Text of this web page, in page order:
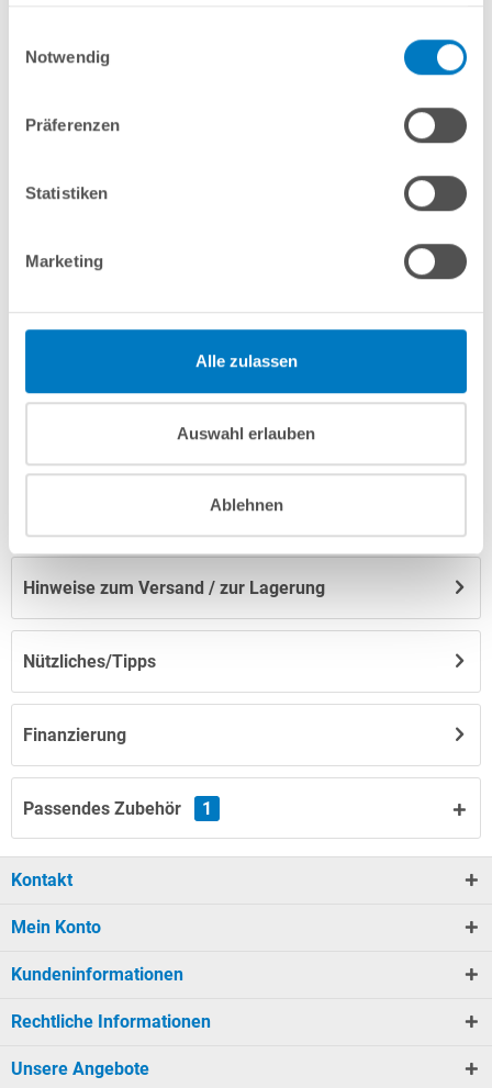
Notwendig
Präferenzen
Statistiken
Marketing
Alle zulassen
Auswahl erlauben
Ablehnen
info(at)poolsana.de Anfrageformular
Finanzierung
Anleitungen/Datenblätter
Hinweise zum Versand / zur Lagerung
Nützliches/Tipps
Passendes Zubehör 1
Kontakt
Mein Konto
Kundeninformationen
Rechtliche Informationen
Unsere Angebote